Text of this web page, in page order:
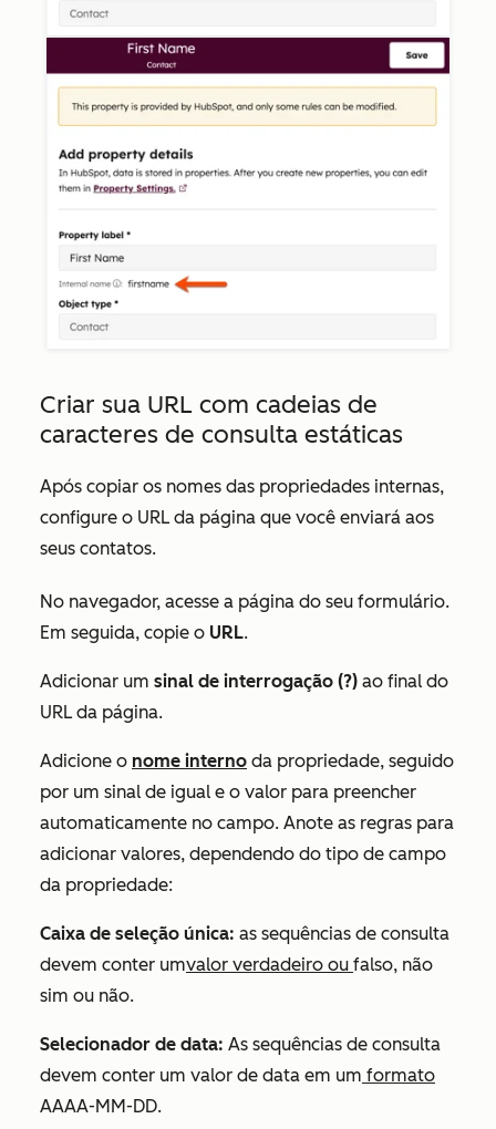
Criar sua URL com cadeias de
caracteres de consulta estáticas
Após copiar os nomes das propriedades internas,
configure o URL da página que você enviará aos
seus contatos.
No navegador, acesse a página do seu formulário.
Em seguida, copie o URL.
Adicionar um sinal de interrogação (?) ao final do
URL da página.
Adicione o nome interno da propriedade, seguido
por um sinal de igual e o valor para preencher
automaticamente no campo. Anote as regras para
adicionar valores, dependendo do tipo de campo
da propriedade:
Caixa de seleção única: as sequências de consulta
devem conter umvalor verdadeiro ou falso, não
sim ou não.
Selecionador de data: As sequências de consulta
devem conter um valor de data em um formato
AAAA-MM-DD.